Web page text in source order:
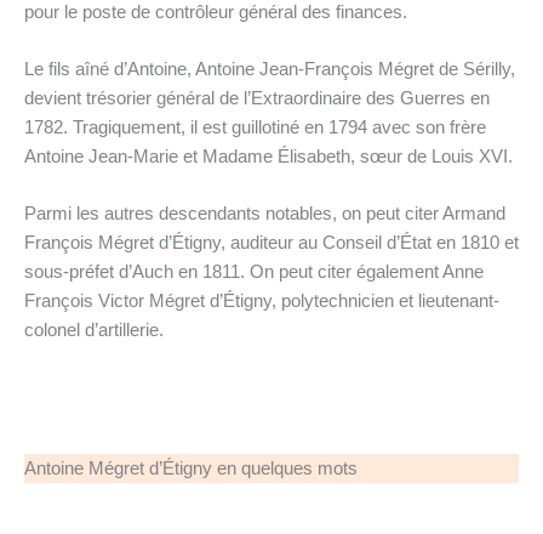
pour le poste de contrôleur général des finances.
Le fils aîné d’Antoine, Antoine Jean-François Mégret de Sérilly,
devient trésorier général de l’Extraordinaire des Guerres en
1782. Tragiquement, il est guillotiné en 1794 avec son frère
Antoine Jean-Marie et Madame Élisabeth, sœur de Louis XVI.
Parmi les autres descendants notables, on peut citer Armand
François Mégret d’Étigny, auditeur au Conseil d’État en 1810 et
sous-préfet d’Auch en 1811. On peut citer également Anne
François Victor Mégret d’Étigny, polytechnicien et lieutenant-
colonel d’artillerie.
Antoine Mégret d’Étigny en quelques mots